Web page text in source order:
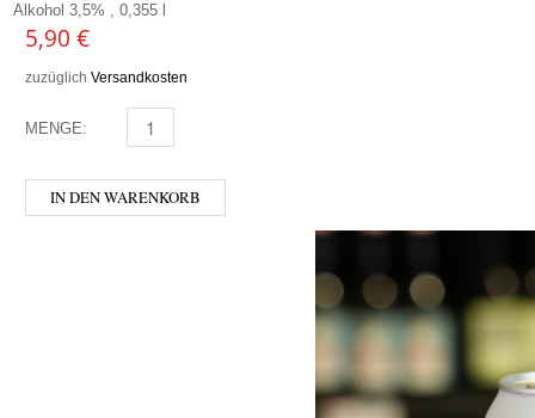
Alkohol 3,5% , 0,355 l
5,90 €
zuzüglich Versandkosten
MENGE: LINDEMANS - KRIEK MENGE
IN DEN WARENKORB